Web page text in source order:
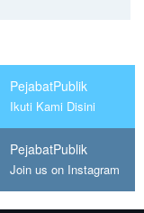
PejabatPublik
Ikuti Kami Disini
PejabatPublik
Join us on Instagram